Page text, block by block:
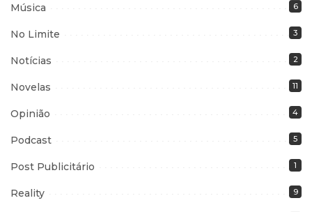
Música 6
No Limite 3
Notícias 2
Novelas 11
Opinião 4
Podcast 5
Post Publicitário 1
Reality 9